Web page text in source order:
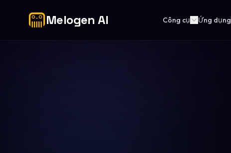
Melogen AI Công cụ Ứng dụng